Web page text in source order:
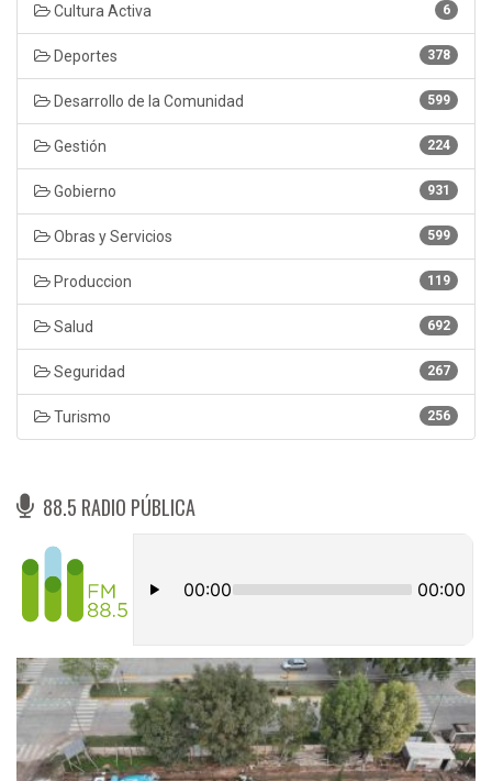
6
Cultura Activa
378
Deportes
599
Desarrollo de la Comunidad
224
Gestión
931
Gobierno
599
Obras y Servicios
119
Produccion
692
Salud
267
Seguridad
256
Turismo
88.5 RADIO PÚBLICA